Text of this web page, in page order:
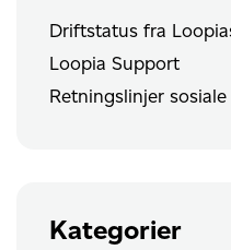
Driftstatus fra
Loopia Support
Retningslinjer
Kategorier